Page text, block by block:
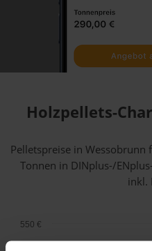
Holzpellets-
Pelletspreise in
Tonnen in DINplus-/
inkl.
550 €